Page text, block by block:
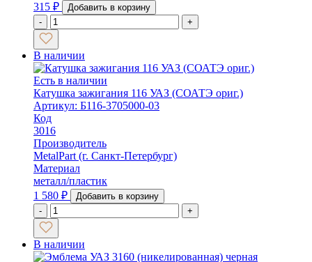
315 ₽
Добавить в корзину
-
+
В наличии
Есть в наличии
Катушка зажигания 116 УАЗ (СОАТЭ ориг.)
Артикул: Б116-3705000-03
Код
3016
Производитель
MetalPart (г. Санкт-Петербург)
Материал
металл/пластик
1 580 ₽
Добавить в корзину
-
+
В наличии